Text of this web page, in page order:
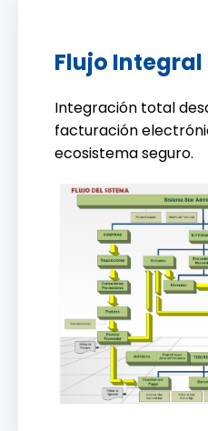
Flujo
Integración total
facturación
ecosistema seguro.